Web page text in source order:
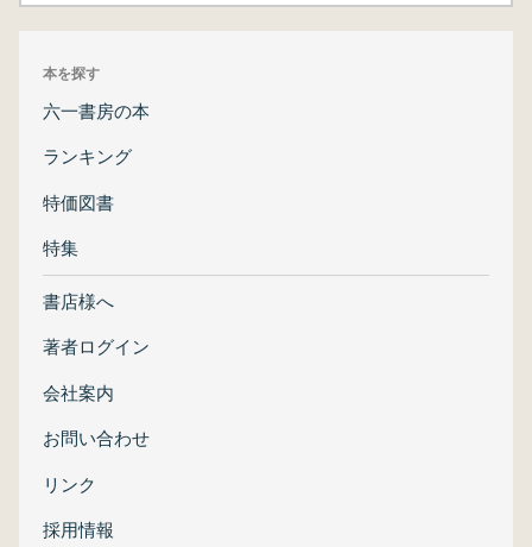
本を探す
六一書房の本
ランキング
特価図書
特集
書店様へ
著者ログイン
会社案内
お問い合わせ
リンク
採用情報